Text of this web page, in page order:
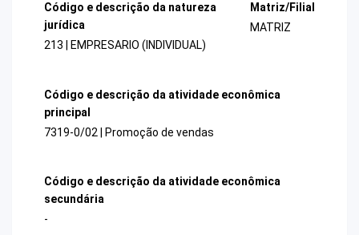
Código e descrição da natureza
jurídica
213 | EMPRESARIO (INDIVIDUAL)
Matriz/Filial
MATRIZ
Código e descrição da atividade econômica
principal
7319-0/02 | Promoção de vendas
Código e descrição da atividade econômica
secundária
-